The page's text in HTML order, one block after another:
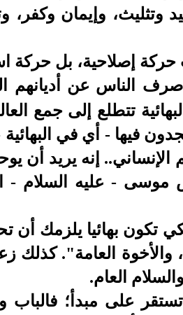
وتثليث، وإيمان وكفر،
إصلاحية، بل حركة
الناس عن أديانهم
تتطلع إلى جمع
فيها - أي في البهائية
إنه يريد أن
موسى - عليه السلام -
تكون بهائيا يلزمك أن
والأخوة العامة". كذلك
العام.
على مبدأ؛ فالباب